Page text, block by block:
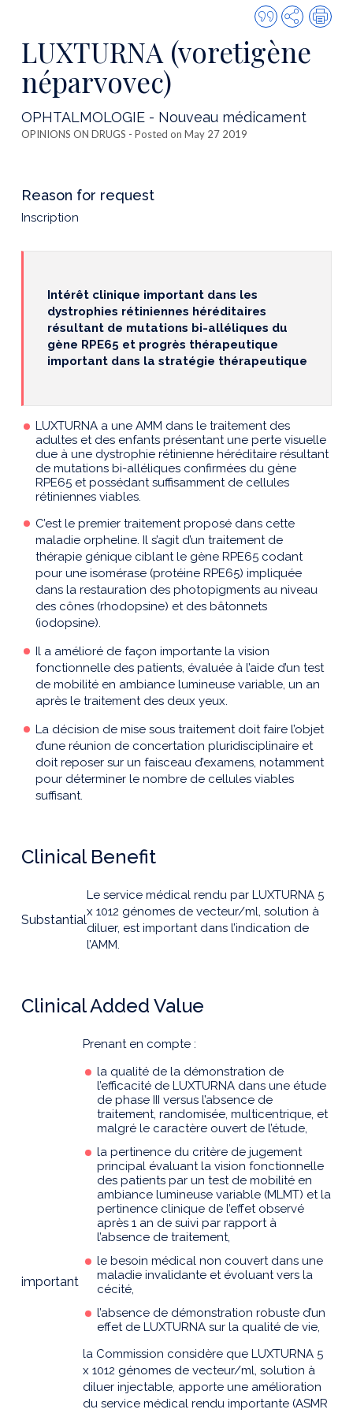
Quote
this
publication
Share
LUXTURNA (voretigène
néparvovec)
OPHTALMOLOGIE - Nouveau médicament
OPINIONS ON DRUGS - Posted on May 27 2019
Reason for request
Inscription
Intérêt clinique important dans les
dystrophies rétiniennes héréditaires
résultant de mutations bi-alléliques du
gène RPE65 et progrès thérapeutique
important dans la stratégie thérapeutique
LUXTURNA a une AMM dans le traitement des
adultes et des enfants présentant une perte visuelle
due à une dystrophie rétinienne héréditaire résultant
de mutations bi-alléliques confirmées du gène
RPE65 et possédant suffisamment de cellules
rétiniennes viables.
C’est le premier traitement proposé dans cette
maladie orpheline. Il s’agit d’un traitement de
thérapie génique ciblant le gène RPE65 codant
pour une isomérase (protéine RPE65) impliquée
dans la restauration des photopigments au niveau
des cônes (rhodopsine) et des bâtonnets
(iodopsine).
Il a amélioré de façon importante la vision
fonctionnelle des patients, évaluée à l’aide d’un test
de mobilité en ambiance lumineuse variable, un an
après le traitement des deux yeux.
La décision de mise sous traitement doit faire l’objet
d’une réunion de concertation pluridisciplinaire et
doit reposer sur un faisceau d’examens, notamment
pour déterminer le nombre de cellules viables
suffisant.
Clinical Benefit
Substantial
Le service médical rendu par LUXTURNA 5
x 1012 génomes de vecteur/ml, solution à
diluer, est important dans l’indication de
l’AMM.
Clinical Added Value
important
Prenant en compte :
la qualité de la démonstration de
l’efficacité de LUXTURNA dans une étude
de phase III versus l’absence de
traitement, randomisée, multicentrique, et
malgré le caractère ouvert de l’étude,
la pertinence du critère de jugement
principal évaluant la vision fonctionnelle
des patients par un test de mobilité en
ambiance lumineuse variable (MLMT) et la
pertinence clinique de l’effet observé
après 1 an de suivi par rapport à
l’absence de traitement,
le besoin médical non couvert dans une
maladie invalidante et évoluant vers la
cécité,
l’absence de démonstration robuste d’un
effet de LUXTURNA sur la qualité de vie,
la Commission considère que LUXTURNA 5
x 1012 génomes de vecteur/ml, solution à
diluer injectable, apporte une amélioration
du service médical rendu importante (ASMR